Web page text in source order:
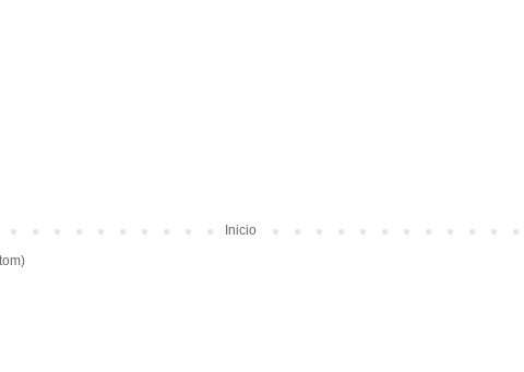
Inicio